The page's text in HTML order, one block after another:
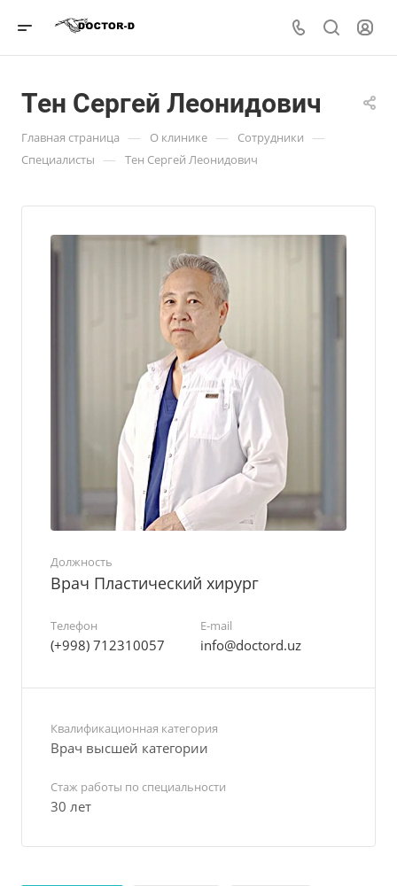
Тен Сергей Леонидович
Главная страница — О клинике — Сотрудники —
Специалисты — Тен Сергей Леонидович
Должность
Врач Пластический хирург
Телефон
(+998) 712310057
E-mail
info@doctord.uz
Квалификационная категория
Врач высшей категории
Стаж работы по специальности
30 лет